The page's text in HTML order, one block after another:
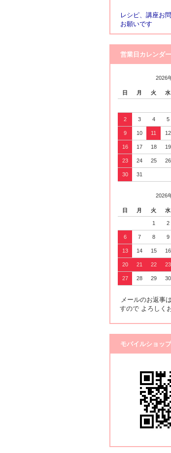
レシピ、講座お
お願いです
営業日カレンダー
2026
日 月 火 水
2 3 4 5
9 10 11 12
16 17 18 19
23 24 25 26
30 31
2026
日 月 火 水
1 2
6 7 8 9
13 14 15 16
20 21 22 23
27 28 29 30
メールのお返事
すので よろしく
モバイルショップ